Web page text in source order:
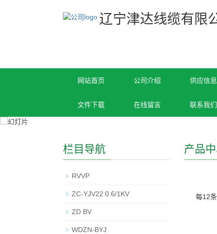
辽宁津达线缆有限
网站首页 公司介绍 供应信息
文件下载 在线留言 联系我们
产品
每12
栏目导航
RVVP
ZC-YJV22 0.6/1KV
ZD BV
WDZN-BYJ